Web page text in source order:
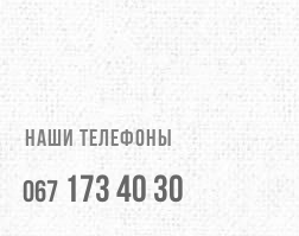
Наши телефоны
067 173 40 30